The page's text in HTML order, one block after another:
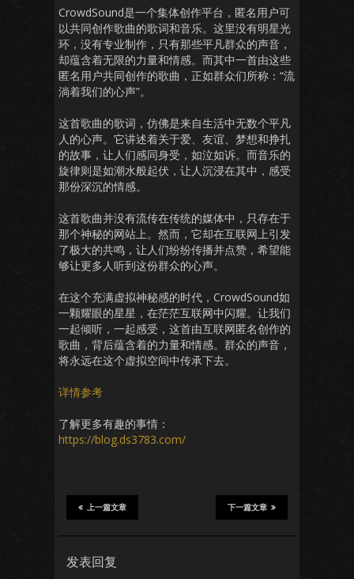
CrowdSound是一个集体创作平台，匿名用户可
以共同创作歌曲的歌词和音乐。这里没有明星光
环，没有专业制作，只有那些平凡群众的声音，
却蕴含着无限的力量和情感。而其中一首由这些
匿名用户共同创作的歌曲，正如群众们所称：“流
淌着我们的心声”。
这首歌曲的歌词，仿佛是来自生活中无数个平凡
人的心声。它讲述着关于爱、友谊、梦想和挣扎
的故事，让人们感同身受，如泣如诉。而音乐的
旋律则是如潮水般起伏，让人沉浸在其中，感受
那份深沉的情感。
这首歌曲并没有流传在传统的媒体中，只存在于
那个神秘的网站上。然而，它却在互联网上引发
了极大的共鸣，让人们纷纷传播并点赞，希望能
够让更多人听到这份群众的心声。
在这个充满虚拟神秘感的时代，CrowdSound如
一颗耀眼的星星，在茫茫互联网中闪耀。让我们
一起倾听，一起感受，这首由互联网匿名创作的
歌曲，背后蕴含着的力量和情感。群众的声音，
将永远在这个虚拟空间中传承下去。
详情参考
了解更多有趣的事情：
https://blog.ds3783.com/
下一篇文章
上一篇文章
发表回复